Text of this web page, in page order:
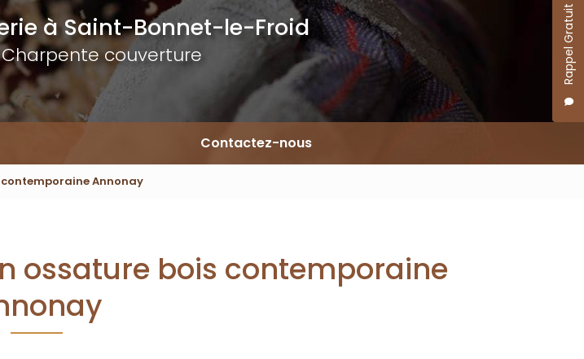
Rappel Gratuit
à Saint-Bonnet-le-Froid
couverture
Contactez-nous
Annonay
ossature bois contemporaine